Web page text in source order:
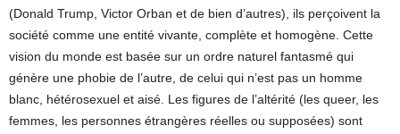
(Donald Trump, Victor Orban et de bien d’autres), ils perçoivent la
société comme une entité vivante, complète et homogène. Cette
vision du monde est basée sur un ordre naturel fantasmé qui
génère une phobie de l’autre, de celui qui n’est pas un homme
blanc, hétérosexuel et aisé. Les figures de l’altérité (les queer, les
femmes, les personnes étrangères réelles ou supposées) sont